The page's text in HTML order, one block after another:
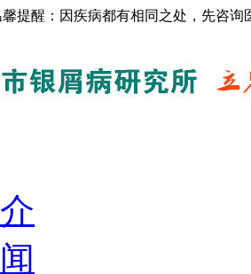
馨提醒：因疾病都有相同之处，先咨